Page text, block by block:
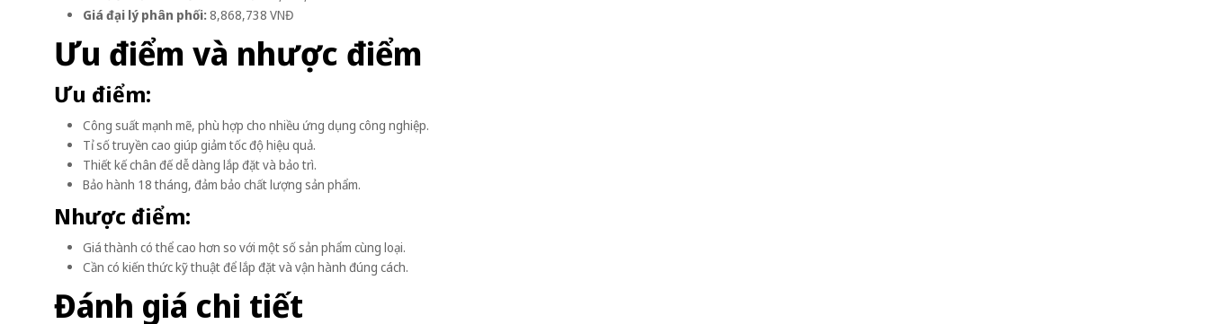
Giá đại lý phân phối:8,868,738 VNĐ
Ưu điểm và nhược điểm
Ưu điểm:
Công suất mạnh mẽ, phù hợp cho nhiều ứng dụng công nghiệp.
Tỉ số truyền cao giúp giảm tốc độ hiệu quả.
Thiết kế chân đế dễ dàng lắp đặt và bảo trì.
Bảo hành 18 tháng, đảm bảo chất lượng sản phẩm.
Nhược điểm:
Giá thành có thể cao hơn so với một số sản phẩm cùng loại.
Cần có kiến thức kỹ thuật để lắp đặt và vận hành đúng cách.
Đánh giá chi tiết